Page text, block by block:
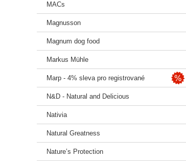
MACs
Magnusson
Magnum dog food
Markus Mühle
Marp - 4% sleva pro registrované
N&D - Natural and Delicious
Nativia
Natural Greatness
Nature’s Protection